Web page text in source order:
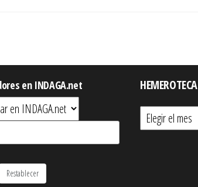
en INDAGA.net
HEMEROTECA
Hemeroteca